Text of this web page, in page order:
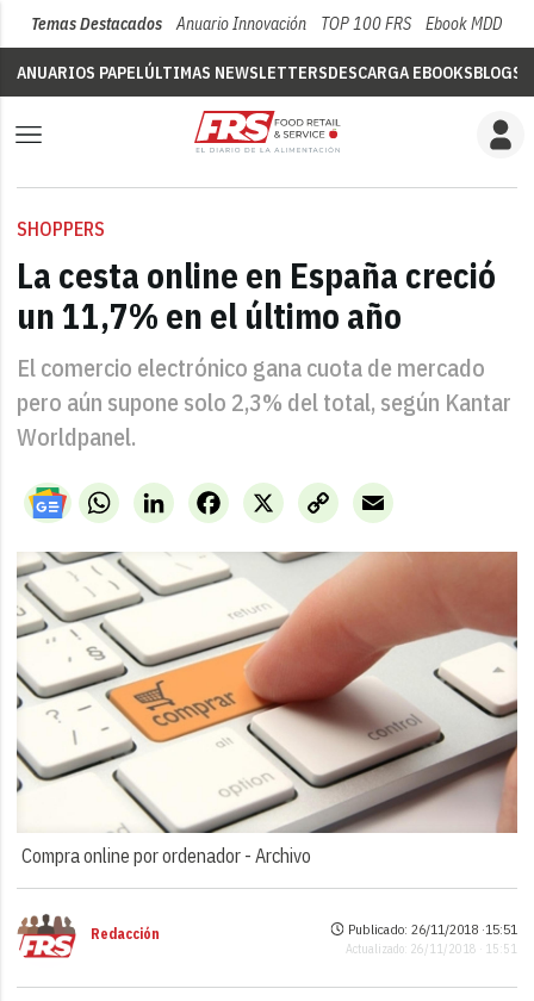
Temas Destacados Anuario Innovación TOP 100 FRS Ebook MDD
ANUARIOS PAPELÚLTIMAS NEWSLETTERSDESCARGA EBOOKSBLOGS
SHOPPERS
La cesta online en España creció
un 11,7% en el último año
El comercio electrónico gana cuota de mercado
pero aún supone solo 2,3% del total, según Kantar
Worldpanel.
WhatsAppLinkedIn X
Facebook
Copy
Link
Email
Compra online por ordenador -Archivo
Redacción Publicado: 26/11/2018 ·15:51
Actualizado: 26/11/2018 · 15:51